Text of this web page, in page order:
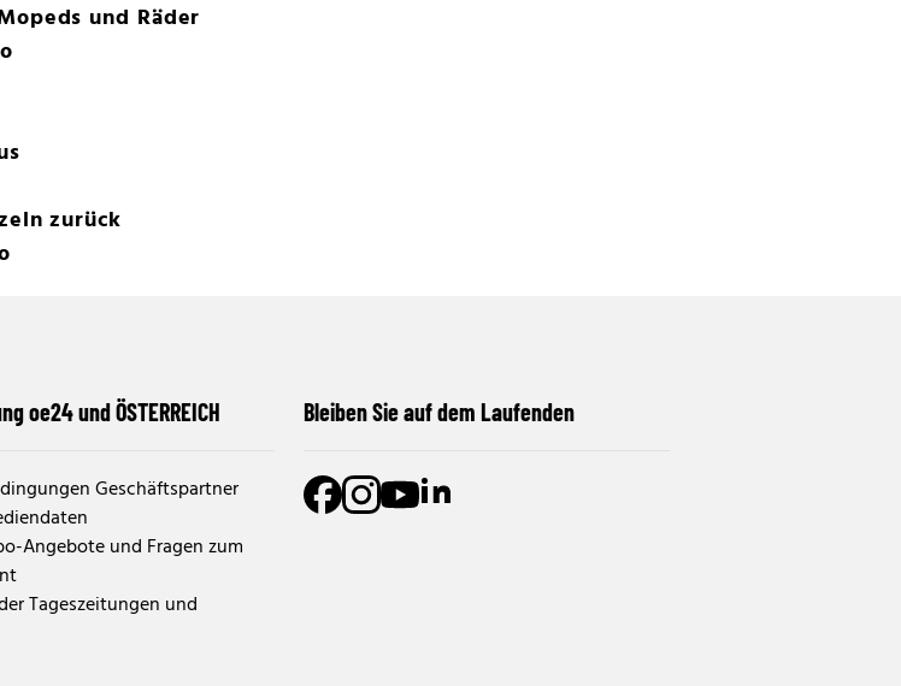
und Räder
zurück
oe24 und ÖSTERREICH
Geschäftspartner
Angebote und Fragen zum
Tageszeitungen und
Bleiben Sie auf dem Laufenden